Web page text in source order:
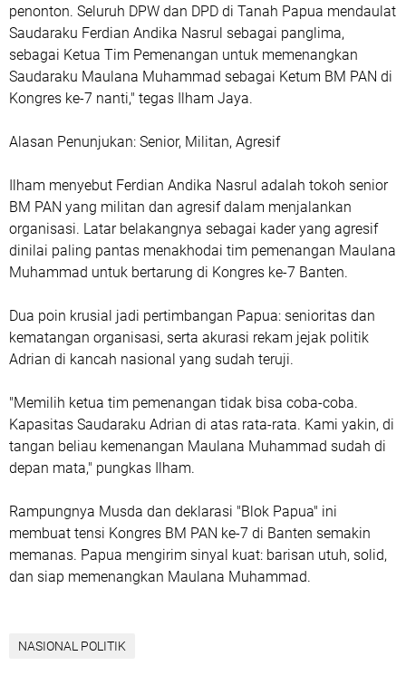
penonton. Seluruh DPW dan DPD di Tanah Papua mendaulat
Saudaraku Ferdian Andika Nasrul sebagai panglima,
sebagai Ketua Tim Pemenangan untuk memenangkan
Saudaraku Maulana Muhammad sebagai Ketum BM PAN di
Kongres ke-7 nanti," tegas Ilham Jaya.
Alasan Penunjukan: Senior, Militan, Agresif
Ilham menyebut Ferdian Andika Nasrul adalah tokoh senior
BM PAN yang militan dan agresif dalam menjalankan
organisasi. Latar belakangnya sebagai kader yang agresif
dinilai paling pantas menakhodai tim pemenangan Maulana
Muhammad untuk bertarung di Kongres ke-7 Banten.
Dua poin krusial jadi pertimbangan Papua: senioritas dan
kematangan organisasi, serta akurasi rekam jejak politik
Adrian di kancah nasional yang sudah teruji.
"Memilih ketua tim pemenangan tidak bisa coba-coba.
Kapasitas Saudaraku Adrian di atas rata-rata. Kami yakin, di
tangan beliau kemenangan Maulana Muhammad sudah di
depan mata," pungkas Ilham.
Rampungnya Musda dan deklarasi "Blok Papua" ini
membuat tensi Kongres BM PAN ke-7 di Banten semakin
memanas. Papua mengirim sinyal kuat: barisan utuh, solid,
dan siap memenangkan Maulana Muhammad.
NASIONAL POLITIK